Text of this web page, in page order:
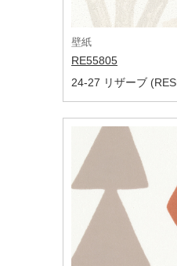
壁紙
RE55805
24-27 リザーブ